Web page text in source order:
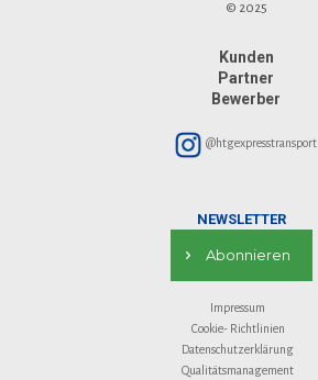
© 2025
Kunden
Partner
Bewerber
@htgexpresstransport
NEWSLETTER
Abonnieren
Impressum
Cookie- Richtlinien
Datenschutzerklärung
Qualitätsmanagement